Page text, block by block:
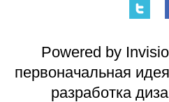
Powered by
первоначальная
разработка